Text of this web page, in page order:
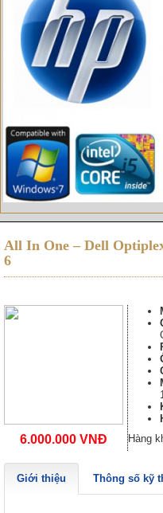
All In One – Dell
6
6.000.000 VNĐ
Hàng
Giới thiệu Thông số kỹ